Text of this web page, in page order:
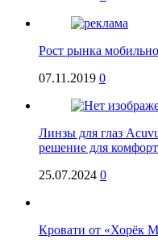
Рост рынка
07.11.2019 0
Линзы для глаз
решение для
25.07.2024 0
Кровати от «Хорёк